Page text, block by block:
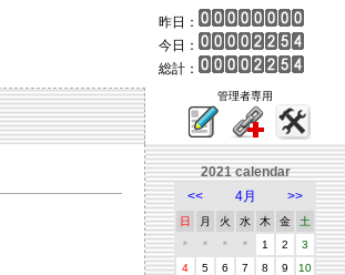
昨日：
今日：
総計：
管理者専用
2021 calendar
<<
4月 >>
日 月 火 水 木 金
土
＊
＊ ＊ ＊ 1 2
3
4
5 6 7 8 9
10